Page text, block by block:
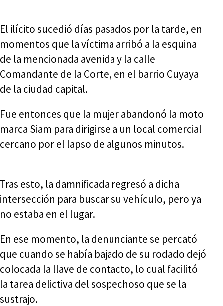
El ilícito sucedió días pasados por la tarde, en
momentos que la víctima arribó a la esquina
de la mencionada avenida y la calle
Comandante de la Corte, en el barrio Cuyaya
de la ciudad capital.
Fue entonces que la mujer abandonó la moto
marca Siam para dirigirse a un local comercial
cercano por el lapso de algunos minutos.
Tras esto, la damnificada regresó a dicha
intersección para buscar su vehículo, pero ya
no estaba en el lugar.
En ese momento, la denunciante se percató
que cuando se había bajado de su rodado dejó
colocada la llave de contacto, lo cual facilitó
la tarea delictiva del sospechoso que se la
sustrajo.